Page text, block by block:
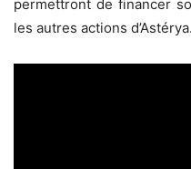
permettront de financer
les autres actions d’Astérya.